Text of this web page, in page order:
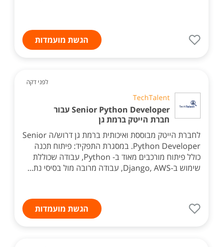
הגשת מועמדות
לפני דקה
TechTalent
Senior Python Developer עבור
חברת הייטק ברמת גן
לחברת הייטק מבוססת ואיכותית ברמת גן דרוש/ה Senior
Python Developer. במסגרת התפקיד: פיתוח תכנה
כולל פיתוח מורכבים מאוד ב- Python, עבודה שכוללת
שימוש ב-Django, AWS, עבודה מרובה מול בסיסי נת...
הגשת מועמדות